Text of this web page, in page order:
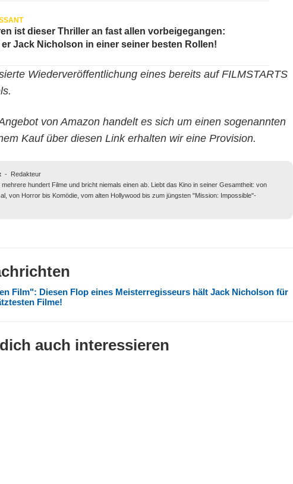
ist dieser Thriller an fast allen vorbeigegangen:
er Jack Nicholson in einer seiner besten Rollen!
Wiederveröffentlichung eines bereits auf FILMSTARTS
von Amazon handelt es sich um einen sogenannten
Kauf über diesen Link erhalten wir eine Provision.
-
Redakteur
hundert Filme und bricht niemals einen ab. Liebt das Kino in seiner Gesamtheit: von
von Horror bis Komödie, vom alten Hollywood bis zum jüngsten "Mission: Impossible"-
Film": Diesen Flop eines Meisterregisseurs hält Jack Nicholson für
Filme!
auch interessieren